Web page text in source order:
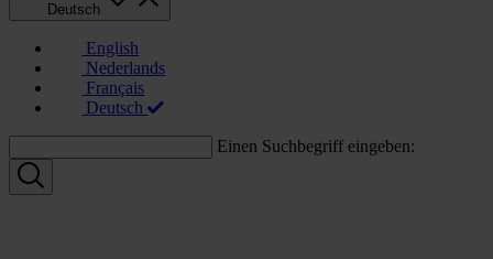
Deutsch
English
Nederlands
Français
Deutsch
Einen Suchbegriff eingeben: